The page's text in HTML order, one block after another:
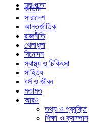
মুল পাতা
জাতীয়
সারাদেশ
আন্তর্জাতিক
রাজনীতি
খেলাধুলা
বিনোদন
স্বাস্থ্য ও চিকিৎসা
সাহিত্য
ধর্ম ও জীবন
মতামত
আরও
তথ্য ও প্রযুক্তি
শিক্ষা ও ক্যাম্পাস